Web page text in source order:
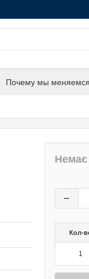
Почему мы меняемся
Немає
−
Кол-
1